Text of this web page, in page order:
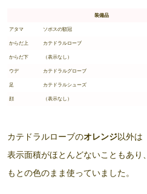
装備品
アタマ ソポスの額冠
からだ上 カテドラルローブ
からだ下 （表示なし）
ウデ カテドラルグローブ
足 カテドラルシューズ
顔 （表示なし）
カテドラルローブのオレンジ以外は
表示面積がほとんどないこともあり、
もとの色のまま使っていました。